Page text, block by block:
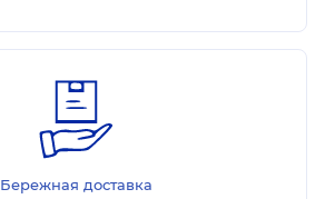
Бережная доставка